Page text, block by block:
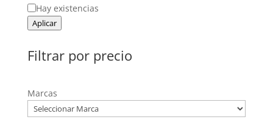
Estado
Hay existencias
Aplicar
Filtrar por precio
Marcas